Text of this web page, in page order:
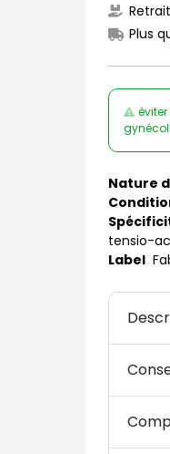
Plus
Nature
tensio-
Label